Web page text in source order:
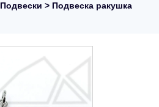
Подвески > Подвеска ракушка